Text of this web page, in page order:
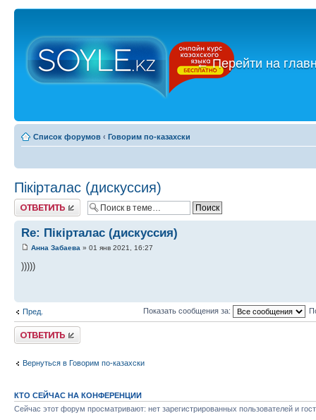
←Перейти на
Список форумов ‹ Говорим по-казахски
Пікірталас (дискуссия)
Ответить
Re: Пікірталас (дискуссия)
Анна Забаева » 01 янв 2021, 16:27
)))))
Пред. Показать сообщения за:
Ответить
Вернуться в Говорим по-казахски
КТО СЕЙЧАС НА КОНФЕРЕНЦИИ
Сейчас этот форум просматривают: нет зарегистрированных пользователей и